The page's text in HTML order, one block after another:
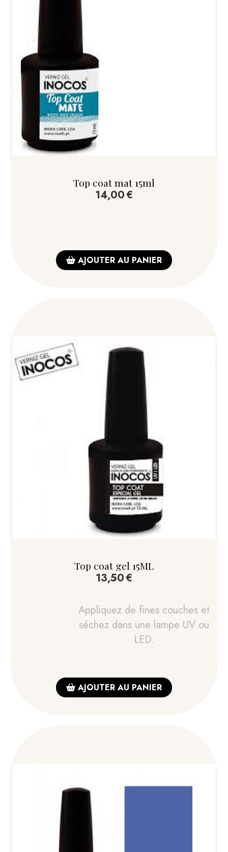
Top coat mat 15ml
14,00€
AJOUTER AU PANIER
Top coat gel 15ML
13,50€
Appliquez de fines couches et
séchez dans une lampe UV ou
LED.
AJOUTER AU PANIER